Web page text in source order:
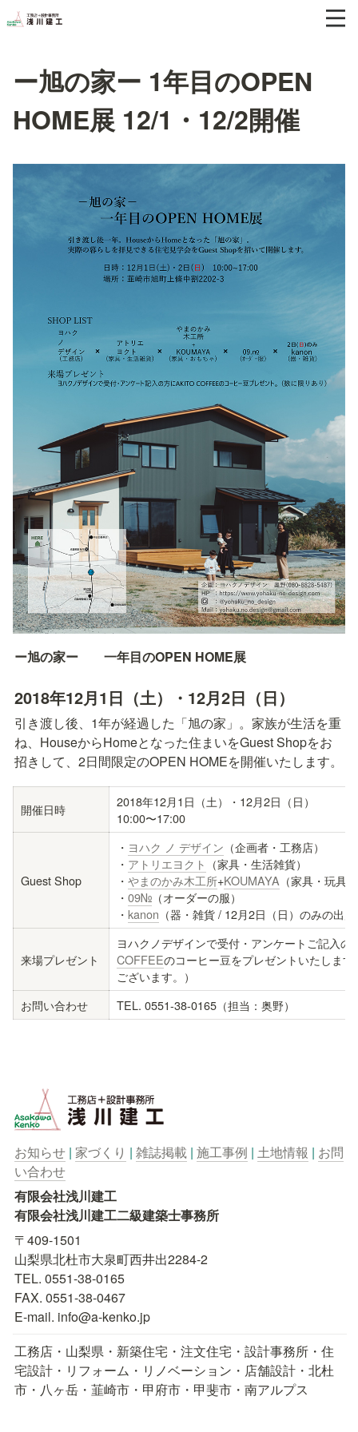
ー旭の家ー 1年目のOPEN
HOME展 12/1・12/2開催
ー旭の家ー　　一年目のOPEN HOME展
2018年12月1日（土）・12月2日（日）
引き渡し後、1年が経過した「旭の家」。家族が生活を重
ね、HouseからHomeとなった住まいをGuest Shopをお
招きして、2日間限定のOPEN HOMEを開催いたします。
開催日時
2018年12月1日（土）・12月2日（日）
10:00〜17:00
Guest Shop
・ ヨハク ノ デザイン （企画者・工務店）
・ アトリエヨクト （家具・生活雑貨）
・ やまのかみ木工所+KOUMAYA （家具・玩具）
・ 09№ （オーダーの服）
・ kanon （器・雑貨 / 12月2日（日）のみの出
来場プレゼント
ヨハクノデザインで受付・アンケートご記入の
COFFEEのコーヒー豆をプレゼントいたしま
ございます。）
お問い合わせ
TEL. 0551-38-0165（担当：奥野）
お知らせ | 家づくり | 雑誌掲載 | 施工事例 | 土地情報 | お問
い合わせ
有限会社浅川建工
有限会社浅川建工二級建築士事務所
〒409-1501
山梨県北杜市大泉町西井出2284-2
TEL. 0551-38-0165
FAX. 0551-38-0467
E-mail. info@a-kenko.jp
工務店・山梨県・新築住宅・注文住宅・設計事務所・住
宅設計・リフォーム・リノベーション・店舗設計・北杜
市・八ヶ岳・韮崎市・甲府市・甲斐市・南アルプス